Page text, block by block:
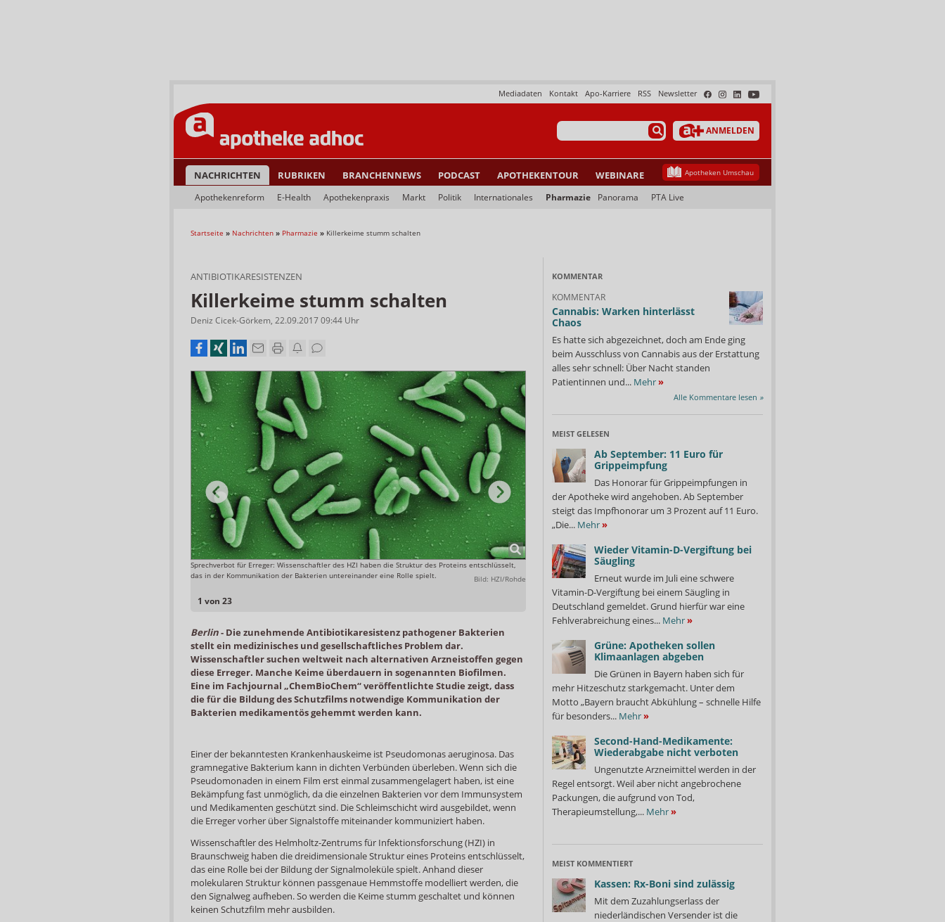
Newsletter
RSS
Apo-Karriere
Kontakt
Mediadaten
ANMELDEN
NACHRICHTEN RUBRIKEN BRANCHENNEWS PODCAST APOTHEKENTOUR WEBINARE Apotheken Umschau
Apothekenreform E-Health Apothekenpraxis Markt Politik Internationales Pharmazie Panorama PTA Live
Startseite » Nachrichten » Pharmazie » Killerkeime stumm schalten
ANTIBIOTIKARESISTENZEN
Killerkeime stumm schalten
Deniz Cicek-Görkem, 22.09.2017 09:44 Uhr
1 von 23
Sprechverbot für Erreger: Wissenschaftler des HZI haben die Struktur des Proteins entschlüsselt,
das in der Kommunikation der Bakterien untereinander eine Rolle spielt.
Bild: HZI/Rohde
Anhand dieser molekularen Struktur können passgenaue Hemmstoffe modelliert werden, die den
Signalweg und damit die Bildung des schützenden Biofilms hemmen.
Berlin- Die zunehmende Antibiotikaresistenz pathogener Bakterien
stellt ein medizinisches und gesellschaftliches Problem dar.
Wissenschaftler suchen weltweit nach alternativen Arzneistoffen gegen
diese Erreger. Manche Keime überdauern in sogenannten Biofilmen.
Eine im Fachjournal „ChemBioChem“ veröffentlichte Studie zeigt, dass
die für die Bildung des Schutzfilms notwendige Kommunikation der
Bakterien medikamentös gehemmt werden kann.
Einer der bekanntesten Krankenhauskeime ist Pseudomonas aeruginosa. Das
gramnegative Bakterium kann in dichten Verbünden überleben. Wenn sich die
Pseudomonaden in einem Film erst einmal zusammengelagert haben, ist eine
Bekämpfung fast unmöglich, da die einzelnen Bakterien vor dem Immunsystem
und Medikamenten geschützt sind. Die Schleimschicht wird ausgebildet, wenn
die Erreger vorher über Signalstoffe miteinander kommuniziert haben.
Wissenschaftler des Helmholtz-Zentrums für Infektionsforschung (HZI) in
Braunschweig haben die dreidimensionale Struktur eines Proteins entschlüsselt,
das eine Rolle bei der Bildung der Signalmoleküle spielt. Anhand dieser
molekularen Struktur können passgenaue Hemmstoffe modelliert werden, die
den Signalweg aufheben. So werden die Keime stumm geschaltet und können
keinen Schutzfilm mehr ausbilden.
KOMMENTAR
KOMMENTAR
Cannabis: Warken hinterlässt
Chaos
Es hatte sich abgezeichnet, doch am Ende ging
beim Ausschluss von Cannabis aus der Erstattung
alles sehr schnell: Über Nacht standen
Patientinnen und... Mehr»
Alle Kommentare lesen »
MEIST GELESEN
Ab September: 11 Euro für
Grippeimpfung
Das Honorar für Grippeimpfungen in
der Apotheke wird angehoben. Ab September
steigt das Impfhonorar um 3 Prozent auf 11 Euro.
„Die... Mehr»
Wieder Vitamin-D-Vergiftung bei
Säugling
Erneut wurde im Juli eine schwere
Vitamin-D-Vergiftung bei einem Säugling in
Deutschland gemeldet. Grund hierfür war eine
Fehlverabreichung eines... Mehr»
Grüne: Apotheken sollen
Klimaanlagen abgeben
Die Grünen in Bayern haben sich für
mehr Hitzeschutz starkgemacht. Unter dem
Motto „Bayern braucht Abkühlung – schnelle Hilfe
für besonders... Mehr»
Second-Hand-Medikamente:
Wiederabgabe nicht verboten
Ungenutzte Arzneimittel werden in der
Regel entsorgt. Weil aber nicht angebrochene
Packungen, die aufgrund von Tod,
Therapieumstellung,... Mehr»
MEIST KOMMENTIERT
Kassen: Rx-Boni sind zulässig
Mit dem Zuzahlungserlass der
niederländischen Versender ist die